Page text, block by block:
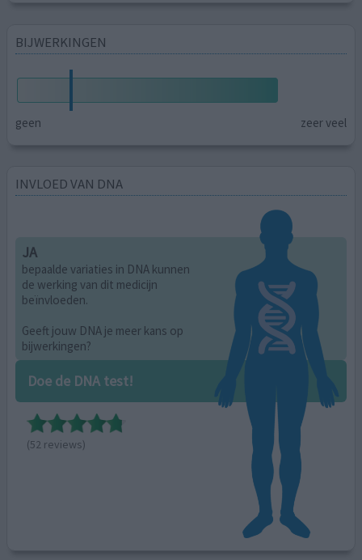
BIJWERKINGEN
geen zeer veel
INVLOED VAN DNA
JA
bepaalde variaties in DNA kunnen
de werking van dit medicijn
beïnvloeden.
Geeft jouw DNA je meer kans op
bijwerkingen?
Doe de DNA test!
(52 reviews)